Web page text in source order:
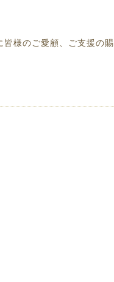
様のご愛顧、ご支援の賜